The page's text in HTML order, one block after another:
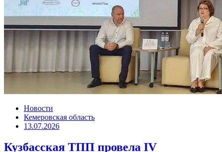
Новости
Кемеровская область
13.07.2026
Кузбасская ТПП провела IV